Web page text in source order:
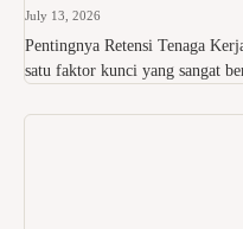
July 13, 2026
Pentingnya Retensi Tenaga
satu faktor kunci yang sangat